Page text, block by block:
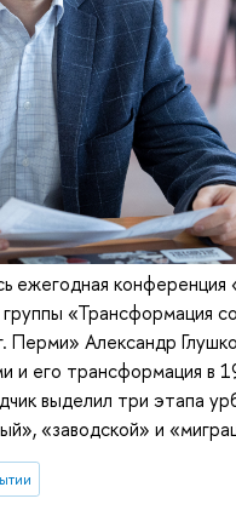
конференция
«Трансформация
Перми» Александр
и его трансформация в
выделил три этапа
«заводской» и